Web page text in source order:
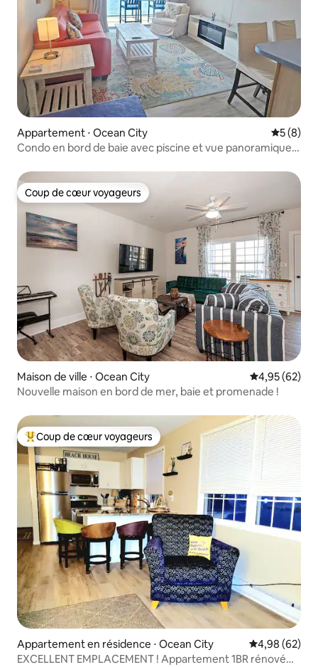
Appartement ⋅ Ocean City
5 (8)
Condo en bord de baie avec piscine et vue panoramique -
Coup de cœur voyageurs
Coup de cœur voyageurs
Maison de ville ⋅ Ocean City Évaluation
4,95 (62)
Nouvelle maison en bord de mer, baie et promenade !
Coups de cœur voyageurs les plus appréciés
Coup de cœur voyageurs
Appartement en résidence ⋅ Ocean City Évaluation
4,98 (62)
EXCELLENT EMPLACEMENT ! Appartement 1BR rénové